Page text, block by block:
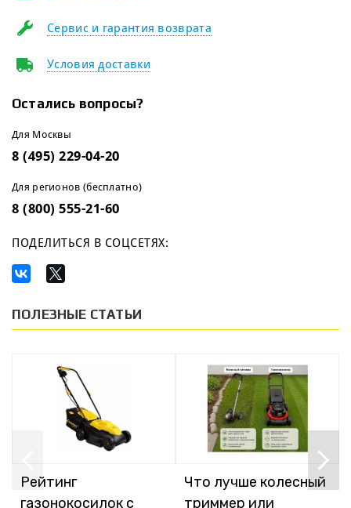
Сервис и гарантия возврата
Условия доставки
Остались вопросы?
Для Москвы
8 (495) 229-04-20
Для регионов (бесплатно)
8 (800) 555-21-60
ПОДЕЛИТЬСЯ В СОЦСЕТЯХ:
ПОЛЕЗНЫЕ СТАТЬИ
Рейтинг
газонокосилок с
Что лучше колесный
триммер или